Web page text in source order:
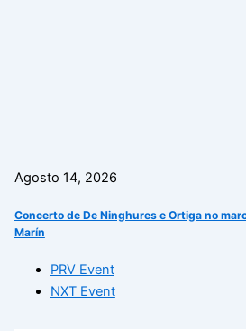
Agosto 14, 2026
Concerto de De Ninghures e Ortiga no
Marín
PRV Event
NXT Event